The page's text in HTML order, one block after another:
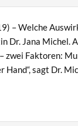
– Welche
Dr. Jana Michel.
zwei Faktoren:
Hand“, sagt Dr.